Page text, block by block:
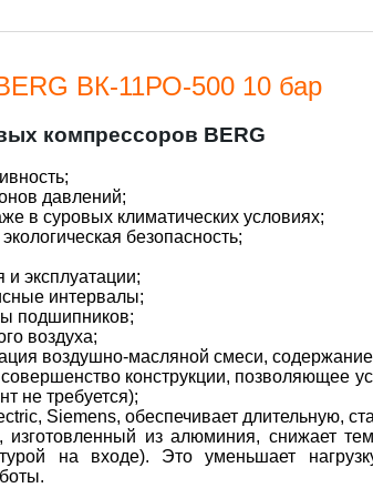
ВК-11РО-500 10 бар
компрессоров BERG
давлений;
в суровых климатических условиях;
безопасность;
и эксплуатации;
интервалы;
подшипников;
воздуха;
воздушно-масляной смеси,
конструкции, позволяющее
не требуется);
Siemens, обеспечивает длительную,
изготовленный из алюминия, снижает
на входе). Это уменьшает